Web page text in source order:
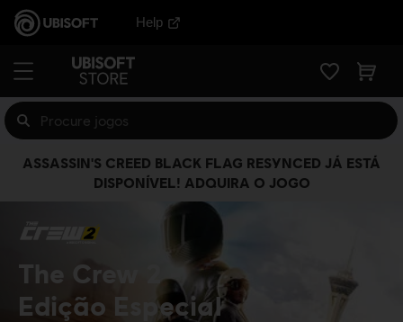
Help
ASSASSIN'S CREED BLACK FLAG RESYNCED JÁ ESTÁ
DISPONÍVEL! ADQUIRA O JOGO
The Crew 2
Edição Especial